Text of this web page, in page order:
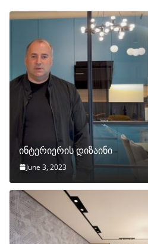
ინტერიერის დიზაინი
June 3, 2023